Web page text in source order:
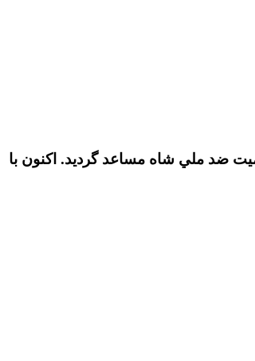
ضد ملي شاه مساعد گرديد. اكنون با